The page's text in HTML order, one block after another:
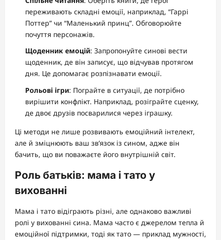
переживають складні емоції, наприклад, “Гаррі
Поттер” чи “Маленький принц”. Обговорюйте
почуття персонажів.
Щоденник емоцій: Запропонуйте синові вести
щоденник, де він записує, що відчував протягом
дня. Це допомагає розпізнавати емоції.
Рольові ігри: Пограйте в ситуації, де потрібно
вирішити конфлікт. Наприклад, розіграйте сценку,
де двоє друзів посварилися через іграшку.
Ці методи не лише розвивають емоційний інтелект,
але й зміцнюють ваш зв’язок із сином, адже він
бачить, що ви поважаєте його внутрішній світ.
Роль батьків: мама і тато у
вихованні
Мама і тато відіграють різні, але однаково важливі
ролі у вихованні сина. Мама часто є джерелом тепла й
емоційної підтримки, тоді як тато — приклад мужності,